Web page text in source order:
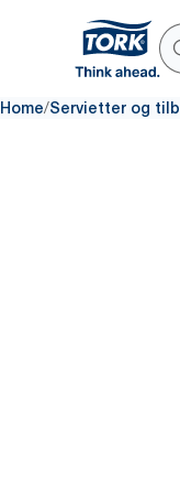
Home/Servietter og